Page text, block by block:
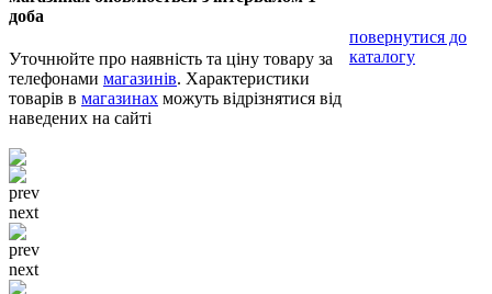
доба
Уточнюйте про наявність та ціну товару за
телефонами магазинів. Характеристики
товарів в магазинах можуть відрізнятися від
наведених на сайті
повернутися до
каталогу
prev
next
prev
next